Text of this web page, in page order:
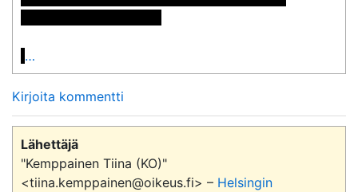
…
Kirjoita kommentti
Lähettäjä
"Kemppainen Tiina (KO)"
<tiina.kemppainen@oikeus.fi> – Helsingin